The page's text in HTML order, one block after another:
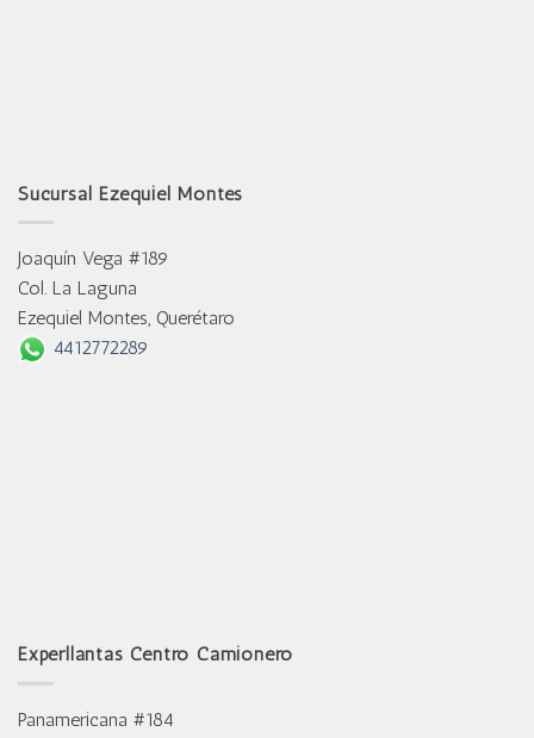
Sucursal Ezequiel Montes
Joaquín Vega #189
Col. La Laguna
Ezequiel Montes, Querétaro
4412772289
Experllantas Centro Camionero
Panamericana #184